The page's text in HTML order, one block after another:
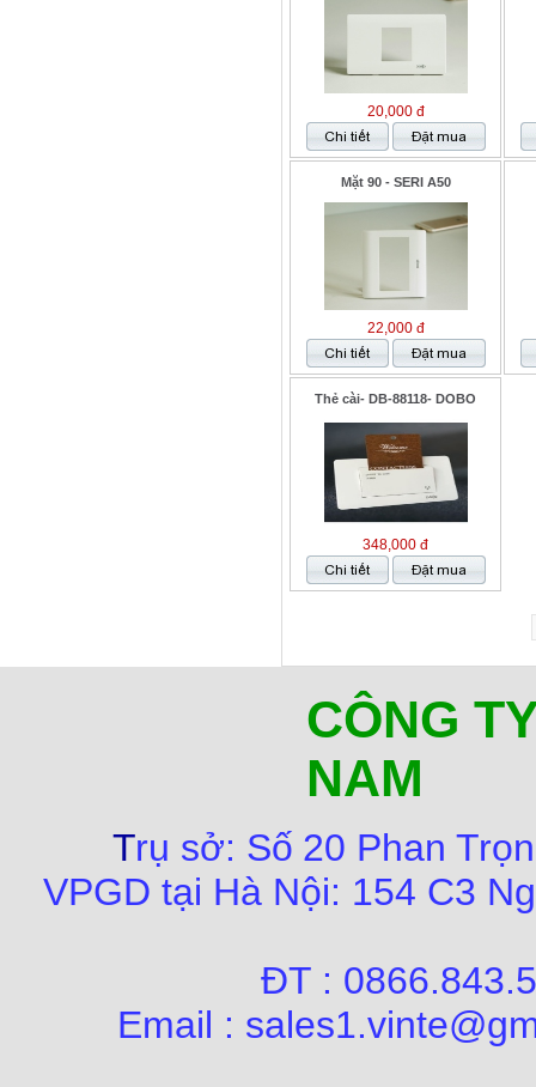
20,000 đ
Mặt 90 - SERI A50
22,000 đ
Thẻ cài- DB-88118- DOBO
348,000 đ
CÔNG
NAM
Trụ sở: Số 20 Phan
VPGD tại Hà Nội: 154 C3
ĐT :
Email :